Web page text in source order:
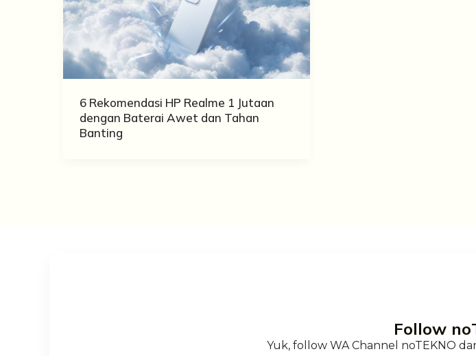
6 Rekomendasi HP Realme 1 Jutaan
dengan Baterai Awet dan Tahan
Banting
Follow
Yuk, follow WA Channel noTEKNO